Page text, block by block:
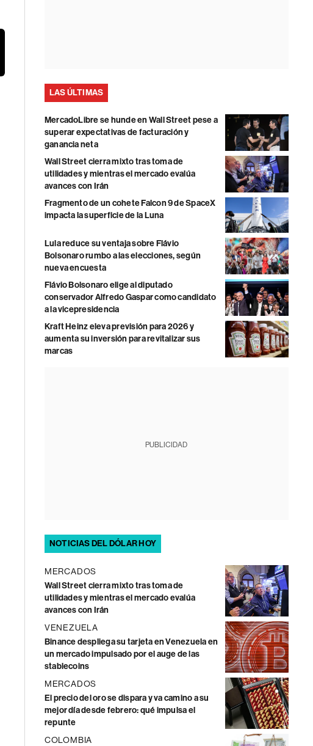
LAS ÚLTIMAS
MercadoLibre se hunde en Wall Street pese a
superar expectativas de facturación y
ganancia neta
Wall Street cierra mixto tras toma de
utilidades y mientras el mercado evalúa
avances con Irán
Fragmento de un cohete Falcon 9 de SpaceX
impacta la superficie de la Luna
Lula reduce su ventaja sobre Flávio
Bolsonaro rumbo a las elecciones, según
nueva encuesta
Flávio Bolsonaro elige al diputado
conservador Alfredo Gaspar como candidato
a la vicepresidencia
Kraft Heinz eleva previsión para 2026 y
aumenta su inversión para revitalizar sus
marcas
PUBLICIDAD
NOTICIAS DEL DÓLAR HOY
MERCADOS
Wall Street cierra mixto tras toma de
utilidades y mientras el mercado evalúa
avances con Irán
VENEZUELA
Binance despliega su tarjeta en Venezuela en
un mercado impulsado por el auge de las
stablecoins
MERCADOS
El precio del oro se dispara y va camino a su
mejor día desde febrero: qué impulsa el
repunte
COLOMBIA